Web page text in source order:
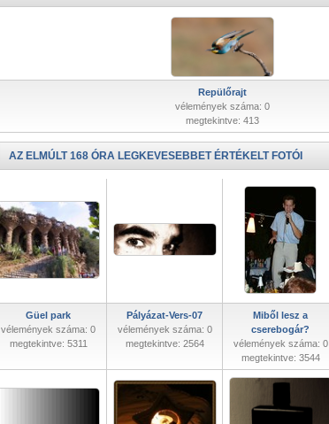
Repülőrajt
vélemények száma: 0
megtekintve: 413
AZ ELMÚLT 168 ÓRA LEGKEVESEBBET ÉRTÉKELT FOTÓI
Güel park
vélemények száma: 0
megtekintve: 5311
Pályázat-Vers-07
vélemények száma: 0
megtekintve: 2564
Miből lesz a
cserebogár?
vélemények száma: 0
megtekintve: 3544